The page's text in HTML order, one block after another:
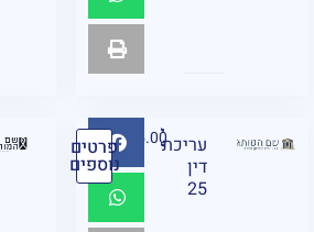
עריכת
דין
25
₪ 95.00 פרטים
נוספים